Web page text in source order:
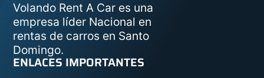
Volando Rent A Car es una
empresa líder Nacional en
rentas de carros en Santo
Domingo.
ENLACES IMPORTANTES